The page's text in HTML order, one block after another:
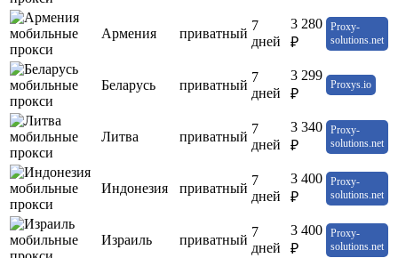
Армения приватный
7
дней
3 280
₽
Proxy-
solutions.net
Беларусь приватный
7
дней
3 299
₽
Proxys.io
Литва приватный
7
дней
3 340
₽
Proxy-
solutions.net
Индонезия приватный
7
дней
3 400
₽
Proxy-
solutions.net
Израиль приватный
7
дней
3 400
₽
Proxy-
solutions.net